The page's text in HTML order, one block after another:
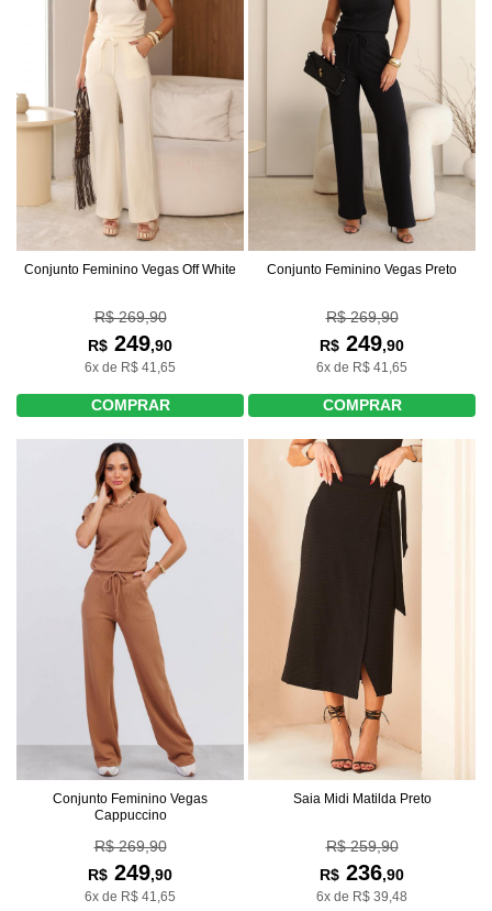
Conjunto Feminino Vegas Off White
R$ 269,90
R$ 249,90
6x de R$ 41,65
COMPRAR
Conjunto Feminino Vegas Preto
R$ 269,90
R$ 249,90
6x de R$ 41,65
COMPRAR
Conjunto Feminino Vegas
Cappuccino
R$ 269,90
R$ 249,90
6x de R$ 41,65
Saia Midi Matilda Preto
R$ 259,90
R$ 236,90
6x de R$ 39,48